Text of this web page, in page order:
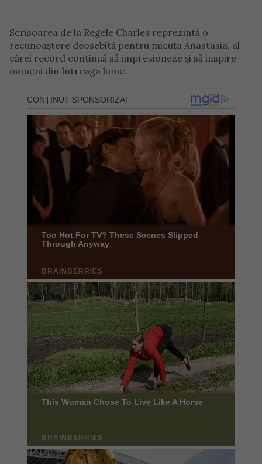
Scrisoarea de la Regele Charles reprezintă o
recunoaștere deosebită pentru micuța Anastasia, al
cărei record continuă să impresioneze și să inspire
oameni din întreaga lume.